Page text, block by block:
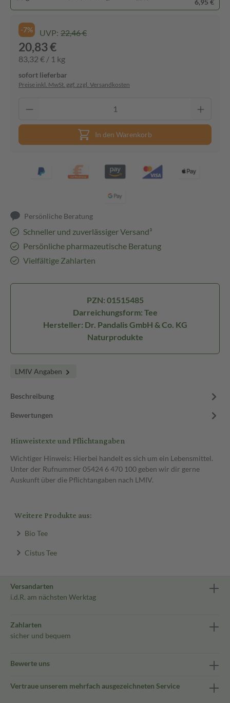
6,95 €
-7% UVP: 22,46 €
20,83 €
83,32 € / 1 kg
sofort lieferbar
Preise inkl. MwSt. ggf. zzgl. Versandkosten
In den Warenkorb
Persönliche Beratung
Schneller und zuverlässiger Versand³
Persönliche pharmazeutische Beratung
Vielfältige Zahlarten
PZN: 01515485
Darreichungsform: Tee
Hersteller: Dr. Pandalis GmbH & Co. KG
Naturprodukte
LMIV Angaben
Beschreibung
Bewertungen
Hinweistexte und Pflichtangaben
Wichtiger Hinweis: Hierbei handelt es sich um ein Lebensmittel.
Unter der Rufnummer 05424 6 470 100 geben wir dir gerne
Auskunft über die Pflichtangaben nach LMIV.
Weitere Produkte aus:
Bio Tee
Cistus Tee
Versandarten
i.d.R. am nächsten Werktag
Zahlarten
sicher und bequem
Bewerte uns
Vertraue unserem mehrfach ausgezeichneten Service